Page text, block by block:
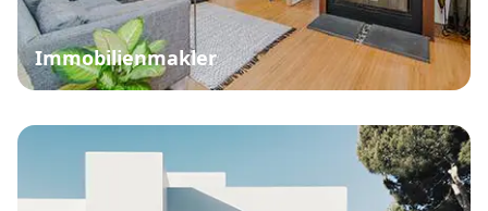
Immobilienmakler